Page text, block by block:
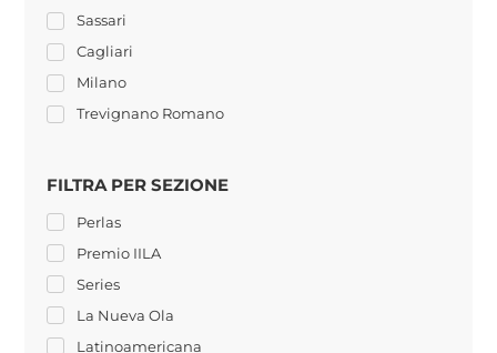
Sassari
Cagliari
Milano
Trevignano Romano
FILTRA PER SEZIONE
Perlas
Premio IILA
Series
La Nueva Ola
Latinoamericana